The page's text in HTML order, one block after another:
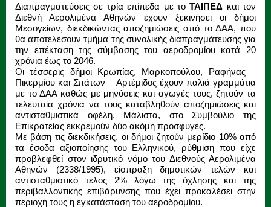
Διαπραγματεύσεις σε τρία επίπεδα με τοΤΑΙΠΕΔ και τον
Διεθνή Αερολιμένα Αθηνών έχουν ξεκινήσει οι δήμοι
Μεσογείων, διεκδικώντας αποζημιώσεις από το ΔΑΑ, που
θα αποτελέσουν τμήμα της συνολικής διαπραγμάτευσης για
την επέκταση της σύμβασης του αεροδρομίου κατά 20
χρόνια έως το 2046.
Οι τέσσερις δήμοι Κρωπίας, Μαρκοπούλου, Ραφήνας –
Πικερμίου και Σπάτων – Αρτέμιδος έχουν παλιά γραμμάτια
με το ΔΑΑ καθώς με μηνύσεις και αγωγές τους, ζητούν τα
τελευταία χρόνια να τους καταβληθούν αποζημιώσεις και
αντισταθμιστικά οφέλη. Μάλιστα, στο Συμβούλιο της
Επικρατείας εκκρεμούν δύο ακόμη προσφυγές.
Με βάση τις διεκδικήσεις, οι δήμοι ζητούν μερίδιο 10% από
τα έσοδα αξιοποίησης του Ελληνικού, ρύθμιση που είχε
προβλεφθεί στον ιδρυτικό νόμο του Διεθνούς Αερολιμένα
Αθηνών (2338/1995), είσπραξη δημοτικών τελών και
αντισταθμιστικό τέλος 2% λόγω της όχλησης και της
περιβαλλοντικής επιβάρυνσης που έχει προκαλέσει στην
περιοχή τους η εγκατάσταση του αεροδρομίου.